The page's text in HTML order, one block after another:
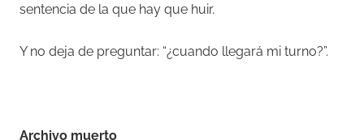
sentencia de la que hay que huir.
Y no deja de preguntar: “¿cuando llegará mi turno?”.
Archivo muerto